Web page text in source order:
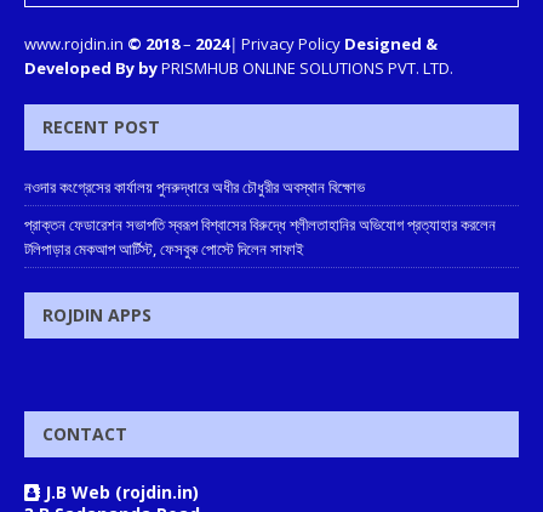
www.rojdin.in © 2018– 2024| Privacy Policy Designed &
Developed By byPRISMHUB ONLINE SOLUTIONS PVT. LTD.
RECENT POST
নওদার কংগ্রেসের কার্যালয় পুনরুদ্ধারে অধীর চৌধুরীর অবস্থান বিক্ষোভ
প্রাক্তন ফেডারেশন সভাপতি স্বরূপ বিশ্বাসের বিরুদ্ধে শ্লীলতাহানির অভিযোগ প্রত্যাহার করলেন
টলিপাড়ার মেকআপ আর্টিস্ট, ফেসবুক পোস্টে দিলেন সাফাই
ROJDIN APPS
CONTACT
J.B Web (rojdin.in)